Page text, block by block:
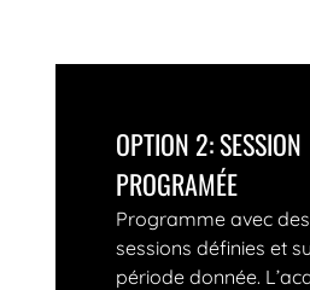
OPTION 2: SESSION
PROGRAMÉE
Programme avec
sessions définies et
période donnée.